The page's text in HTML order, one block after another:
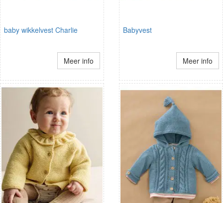
baby wikkelvest Charlie
Meer info
Babyvest
Meer info